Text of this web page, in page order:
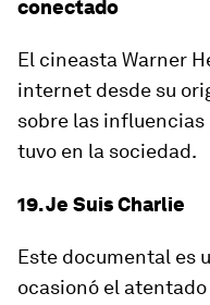
conectado
El cineasta Warner
internet desde su
sobre las
tuvo en la sociedad.
19. Je Suis Charlie
Este documental es
ocasionó el